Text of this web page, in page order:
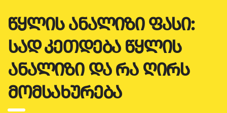
ᲬᲧᲚᲘᲡ ᲐᲜᲐᲚᲘᲖᲘ ᲤᲐᲡᲘ:
ᲡᲐᲓ ᲙᲔᲗᲓᲔᲑᲐ ᲬᲧᲚᲘᲡ
ᲐᲜᲐᲚᲘᲖᲘ ᲓᲐ ᲠᲐ ᲦᲘᲠᲡ
ᲛᲝᲛᲡᲐᲮᲣᲠᲔᲑᲐ